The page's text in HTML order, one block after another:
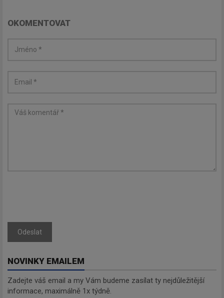
OKOMENTOVAT
Odeslat
NOVINKY EMAILEM
Zadejte váš email a my Vám budeme zasílat ty nejdůležitější
informace, maximálně 1x týdně.